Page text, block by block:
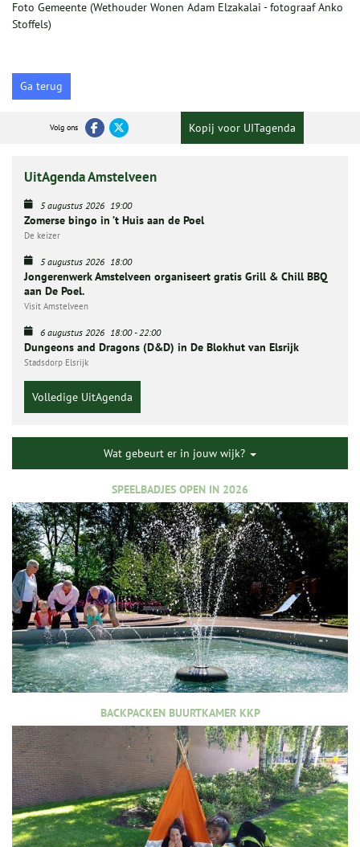
Foto Gemeente (Wethouder Wonen Adam Elzakalai - fotograaf Anko
Stoffels)
Ga terug
Volg ons Kopij voor UITagenda
UitAgenda Amstelveen
5 augustus 2026 19:00
Zomerse bingo in ’t Huis aan de Poel
De keizer
5 augustus 2026 18:00
Jongerenwerk Amstelveen organiseert gratis Grill & Chill BBQ
aan De Poel.
Visit Amstelveen
6 augustus 2026 18:00-22:00
Dungeons and Dragons (D&D) in De Blokhut van Elsrijk
Stadsdorp Elsrijk
Volledige UitAgenda
Wat gebeurt er in jouw wijk?
SPEELBADJES OPEN IN 2026
BACKPACKEN BUURTKAMER KKP